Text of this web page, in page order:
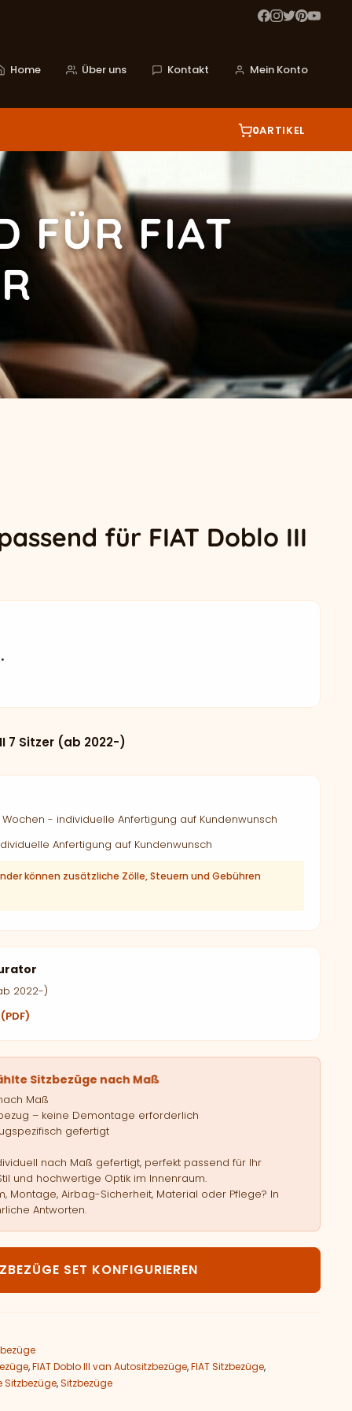
Home Über uns Kontakt Mein Konto
0ARTIKEL
FÜR FIAT
für FIAT Doblo III
7 Sitzer (ab 2022-)
- individuelle Anfertigung auf Kundenwunsch
Anfertigung auf Kundenwunsch
können zusätzliche Zölle, Steuern und Gebühren
2022-)
Sitzbezüge nach Maß
Maß
– keine Demontage erforderlich
gefertigt
nach Maß gefertigt, perfekt passend für Ihr
und hochwertige Optik im Innenraum.
Montage, Airbag-Sicherheit, Material oder Pflege? In
Antworten.
SET KONFIGURIEREN
,FIAT Doblo III van Autositzbezüge,FIAT Sitzbezüge,
,Sitzbezüge